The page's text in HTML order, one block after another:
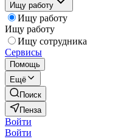
Ищу работу
Ищу работу
Ищу работу
Ищу сотрудника
Сервисы
Помощь
Ещё
Поиск
Пенза
Войти
Войти